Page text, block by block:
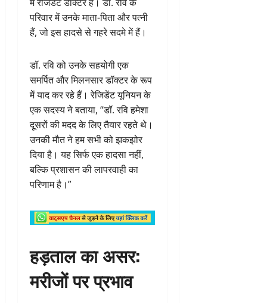
परिवार में उनके माता-पिता और पत्नी
हैं, जो इस हादसे से गहरे सदमे में हैं।
डॉ. रवि को उनके सहयोगी एक
समर्पित और मिलनसार डॉक्टर के रूप
में याद कर रहे हैं। रेजिडेंट यूनियन के
एक सदस्य ने बताया, “डॉ. रवि हमेशा
दूसरों की मदद के लिए तैयार रहते थे।
उनकी मौत ने हम सभी को झकझोर
दिया है। यह सिर्फ एक हादसा नहीं,
बल्कि प्रशासन की लापरवाही का
परिणाम है।”
हड़ताल का असर:
मरीजों पर प्रभाव